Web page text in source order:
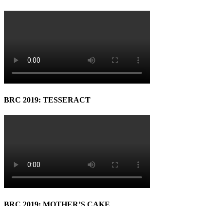
BRC 2019: TESSERACT
BRC 2019: MOTHER’S CAKE